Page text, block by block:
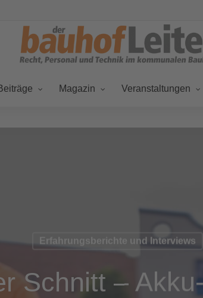
Magazin Veranstaltungen
Erfahrungsberichte und Interviews
Schnitt –